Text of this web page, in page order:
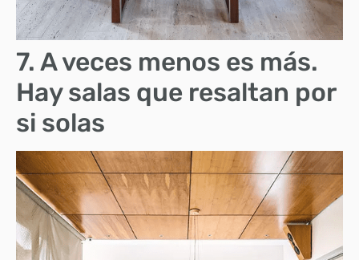
7. A veces menos es más.
Hay salas que resaltan por
si solas